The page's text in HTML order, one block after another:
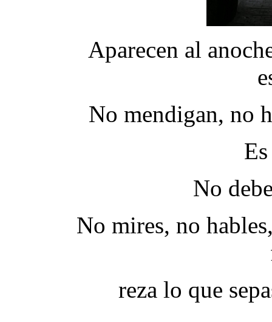
Aparecen al
No mendigan, no
No
No mires, no
reza lo que